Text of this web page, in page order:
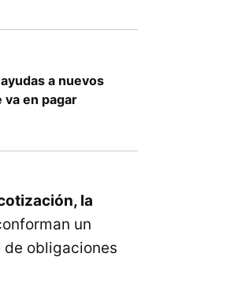
a nuevos
va en pagar
la
un
de obligaciones